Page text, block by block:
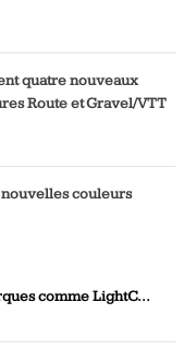
quatre nouveaux
Route et Gravel/VTT
couleurs
comme LightC...